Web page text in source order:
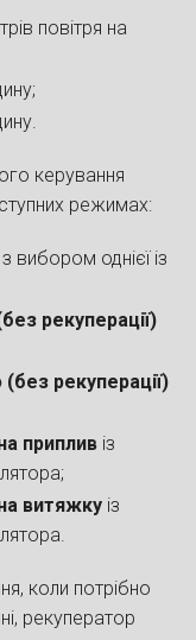
повітря на
керування
режимах:
з вибором однієї із
рекуперації)
рекуперації)
приплив із
витяжку із
коли потрібно
рекуператор